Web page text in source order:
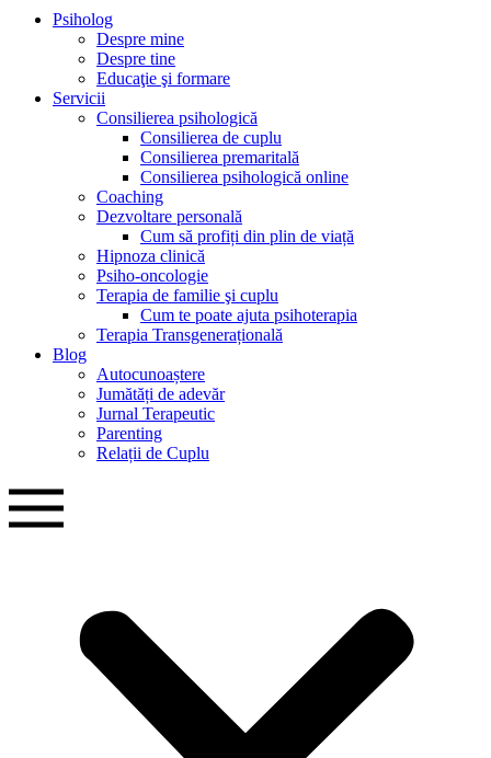
Psiholog
Despre mine
Despre tine
Educaţie şi formare
Servicii
Consilierea psihologică
Consilierea de cuplu
Consilierea premaritală
Consilierea psihologică online
Coaching
Dezvoltare personală
Cum să profiți din plin de viață
Hipnoza clinică
Psiho-oncologie
Terapia de familie şi cuplu
Cum te poate ajuta psihoterapia
Terapia Transgenerațională
Blog
Autocunoaștere
Jumătăți de adevăr
Jurnal Terapeutic
Parenting
Relații de Cuplu